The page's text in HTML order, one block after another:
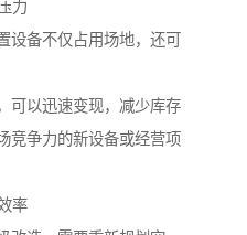
力
设备不仅占用场地，还可
可以迅速变现，减少库存
竞争力的新设备或经营项
率